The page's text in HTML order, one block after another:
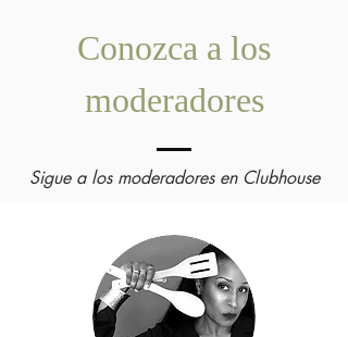
Conozca a los
moderadores
Sigue a los moderadores en Clubhouse